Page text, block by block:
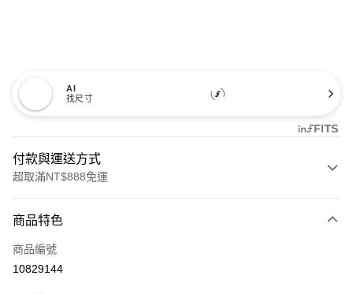
AI
找尺寸
付款與運送方式
超取滿NT$888免運
信用卡一次付款
信用卡分期付款
商品特色
商品編號
10829144